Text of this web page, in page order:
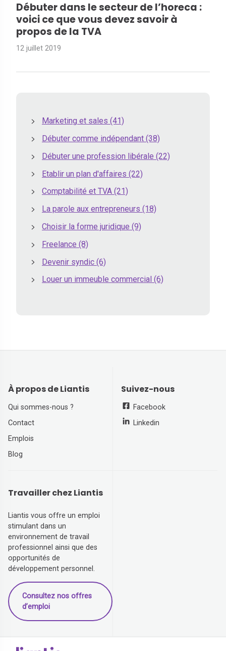
Débuter dans le secteur de l’horeca :
voici ce que vous devez savoir à
propos de la TVA
12 juillet 2019
Marketing et sales (41)
Débuter comme indépendant (38)
Débuter une profession libérale (22)
Etablir un plan d'affaires (22)
Comptabilité et TVA (21)
La parole aux entrepreneurs (18)
Choisir la forme juridique (9)
Freelance (8)
Devenir syndic (6)
Louer un immeuble commercial (6)
À propos de Liantis
Qui sommes-nous ?
Contact
Emplois
Blog
Suivez-nous
Facebook
Linkedin
Travailler chez Liantis
Liantis vous offre un emploi
stimulant dans un
environnement de travail
professionnel ainsi que des
opportunités de
développement personnel.
Consultez nos offres
d’emploi